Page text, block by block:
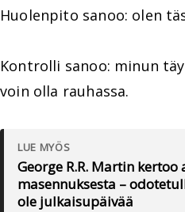
Huolenpito sanoo: olen
Kontrolli sanoo: minun
voin olla rauhassa.
LUE MYÖS
George R.R. Martin kertoo
masennuksesta –
ole julkaisupäivää